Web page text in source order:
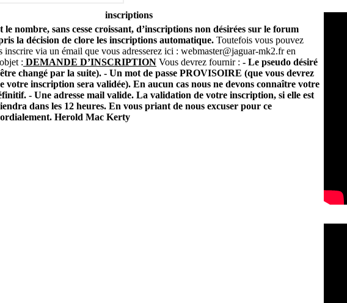
inscriptions
le nombre, sans cesse croissant, d’inscriptions non désirées sur le forum
la décision de clore les inscriptions automatique. Toutefois vous pouvez
inscrire via un émail que vous adresserez ici : webmaster@jaguar-mk2.fren
: DEMANDE D’INSCRIPTION Vous devrez fournir : - Le pseudo désiré
changé par la suite). - Un mot de passe PROVISOIRE (que vous devrez
votre inscription sera validée). En aucun cas nous ne devons connaître votre
- Une adresse mail valide. La validation de votre inscription, si elle est
dans les 12 heures. En vous priant de nous excuser pour ce
Herold Mac Kerty
»
par